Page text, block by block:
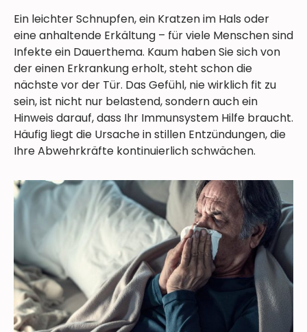
Ein leichter Schnupfen, ein Kratzen im Hals oder
eine anhaltende Erkältung – für viele Menschen sind
Infekte ein Dauerthema. Kaum haben Sie sich von
der einen Erkrankung erholt, steht schon die
nächste vor der Tür. Das Gefühl, nie wirklich fit zu
sein, ist nicht nur belastend, sondern auch ein
Hinweis darauf, dass Ihr Immunsystem Hilfe braucht.
Häufig liegt die Ursache in stillen Entzündungen, die
Ihre Abwehrkräfte kontinuierlich schwächen.